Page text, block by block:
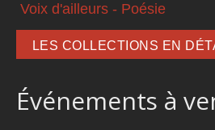
Voix d'ailleurs - Poésie
LES COLLECTIONS EN
Événements à